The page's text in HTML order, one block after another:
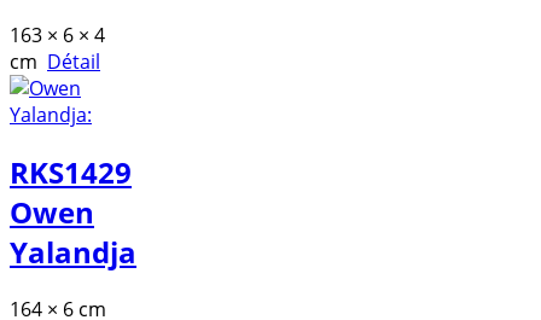
163 × 6 × 4
cm Détail
RKS1429
Owen
Yalandja
164 × 6 cm